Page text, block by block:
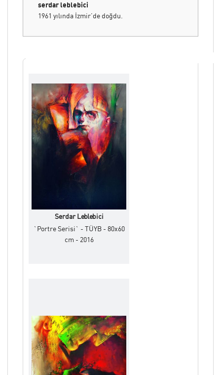
serdar leblebici
1961 yılında İzmir’de doğdu.
Sanatlar Fakültesi,Tekstil Tasarımı Anasanat
Alarmart ve Société Nationale des Beaux-Arts
(SNBA) Paris üyesidir.
SNBA kurumu tarafından;
2006 yılında, “Resim Dalında Bronz Madalya”,
2011 yılında, “20x20” delegasyon sergisi ile
“Gümüş Madalya”,
2015 yılında, “Synergie / Sinerji” delegasyon
sergisi ile “Altın Madalya”,
2016 yılında, “Carré / Kare” delegasyon
Sanatlar Festivali’nde ise “Resim Dalında Büyük
T.C.Dışişleri Bakanlığı bünyesinde
gerçekleştirilen proje kapsamında
Serdar Leblebici
`Portre Serisi` - TÜYB - 80x60
cm - 2016